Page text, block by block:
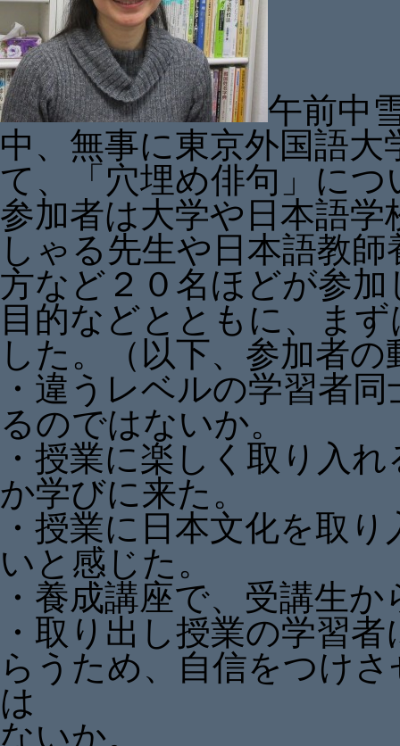
午前中
中、無事に東京外国語
て、「穴埋め俳句」に
参加者は大学や日本語
しゃる先生や日本語教
方など２０名ほどが参
目的などとともに、ま
した。（以下、参加者の
・違うレベルの学習者
るのではないか。
・授業に楽しく取り入
か学びに来た。
・授業に日本文化を取
いと感じた。
・養成講座で、受講生
・取り出し授業の学習
らうため、自信をつけ
は
ないか。